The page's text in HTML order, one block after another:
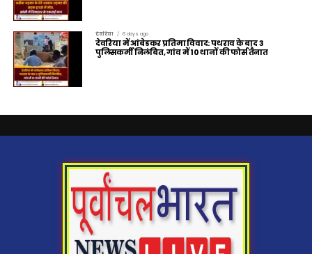
देवरिया 6 days ago
देवरिया में आंबेडकर प्रतिमा विवाद: पथराव के बाद 3
पुलिसकर्मी निलंबित, गांव में 10 थानों की फोर्स तैनात